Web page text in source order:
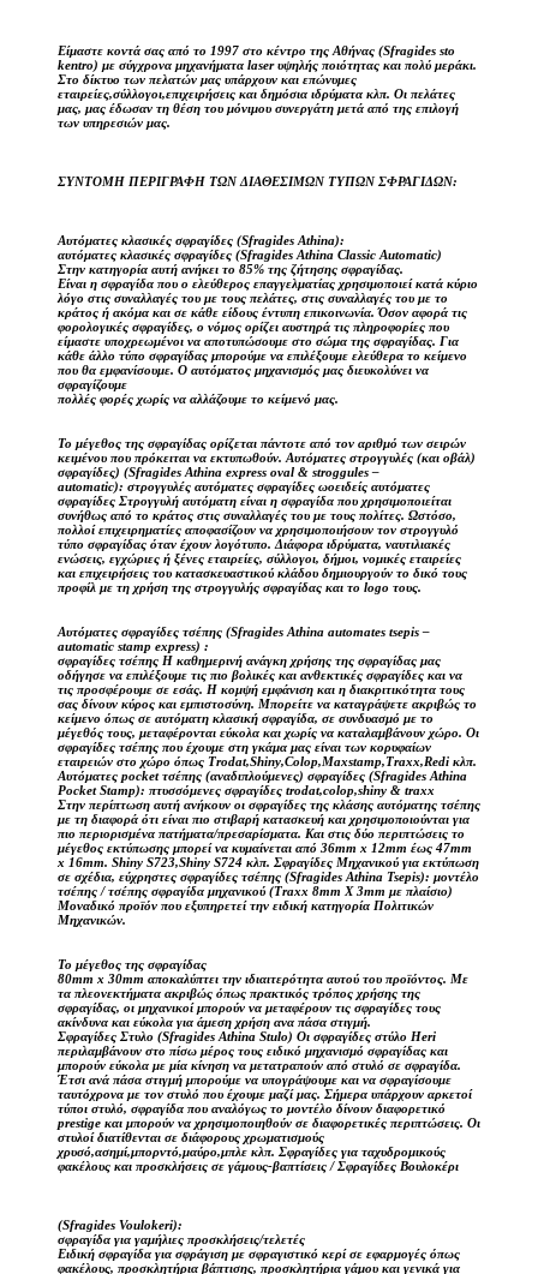
Είμαστε κοντά σας από το 1997 στο κέντρο της Αθήνας (Sfragides sto
kentro) με σύγχρονα μηχανήματα laser υψηλής ποιότητας και πολύ μεράκι.
Στο δίκτυο των πελατών μας υπάρχουν και επώνυμες
εταιρείες,σύλλογοι,επιχειρήσεις και δημόσια ιδρύματα κλπ. Οι πελάτες
μας, μας έδωσαν τη θέση του μόνιμου συνεργάτη μετά από της επιλογή
των υπηρεσιών μας.
ΣΥΝΤΟΜΗ ΠΕΡΙΓΡΑΦΗ ΤΩΝ ΔΙΑΘΕΣΙΜΩΝ ΤΥΠΩΝ ΣΦΡΑΓΙΔΩΝ:
Αυτόματες κλασικές σφραγίδες (Sfragides Athina):
αυτόματες κλασικές σφραγίδες (Sfragides Athina Classic Automatic)
Στην κατηγορία αυτή ανήκει το 85% της ζήτησης σφραγίδας.
Είναι η σφραγίδα που ο ελεύθερος επαγγελματίας χρησιμοποιεί κατά κύριο
λόγο στις συναλλαγές του με τους πελάτες, στις συναλλαγές του με το
κράτος ή ακόμα και σε κάθε είδους έντυπη επικοινωνία. Όσον αφορά τις
φορολογικές σφραγίδες, ο νόμος ορίζει αυστηρά τις πληροφορίες που
είμαστε υποχρεωμένοι να αποτυπώσουμε στο σώμα της σφραγίδας. Για
κάθε άλλο τύπο σφραγίδας μπορούμε να επιλέξουμε ελεύθερα το κείμενο
που θα εμφανίσουμε. Ο αυτόματος μηχανισμός μας διευκολύνει να
σφραγίζουμε
πολλές φορές χωρίς να αλλάζουμε το κείμενό μας.
Το μέγεθος της σφραγίδας ορίζεται πάντοτε από τον αριθμό των σειρών
κειμένου που πρόκειται να εκτυπωθούν. Αυτόματες στρογγυλές (και οβάλ)
σφραγίδες) (Sfragides Athina express oval & stroggules –
automatic): στρογγυλές αυτόματες σφραγίδες ωοειδείς αυτόματες
σφραγίδες Στρογγυλή αυτόματη είναι η σφραγίδα που χρησιμοποιείται
συνήθως από το κράτος στις συναλλαγές του με τους πολίτες. Ωστόσο,
πολλοί επιχειρηματίες αποφασίζουν να χρησιμοποιήσουν τον στρογγυλό
τύπο σφραγίδας όταν έχουν λογότυπο. Διάφορα ιδρύματα, ναυτιλιακές
ενώσεις, εγχώριες ή ξένες εταιρείες, σύλλογοι, δήμοι, νομικές εταιρείες
και επιχειρήσεις του κατασκευαστικού κλάδου δημιουργούν το δικό τους
προφίλ με τη χρήση της στρογγυλής σφραγίδας και το logo τους.
Αυτόματες σφραγίδες τσέπης (Sfragides Athina automates tsepis –
automatic stamp express) :
σφραγίδες τσέπης Η καθημερινή ανάγκη χρήσης της σφραγίδας μας
οδήγησε να επιλέξουμε τις πιο βολικές και ανθεκτικές σφραγίδες και να
τις προσφέρουμε σε εσάς. Η κομψή εμφάνιση και η διακριτικότητα τους
σας δίνουν κύρος και εμπιστοσύνη. Μπορείτε να καταγράψετε ακριβώς το
κείμενο όπως σε αυτόματη κλασική σφραγίδα, σε συνδυασμό με το
μέγεθός τους, μεταφέρονται εύκολα και χωρίς να καταλαμβάνουν χώρο. Οι
σφραγίδες τσέπης που έχουμε στη γκάμα μας είναι των κορυφαίων
εταιρειών στο χώρο όπως Trodat,Shiny,Colop,Maxstamp,Traxx,Redi κλπ.
Αυτόματες pocket τσέπης (αναδιπλούμενες) σφραγίδες (Sfragides Athina
Pocket Stamp): πτυσσόμενες σφραγίδες trodat,colop,shiny & traxx
Στην περίπτωση αυτή ανήκουν οι σφραγίδες της κλάσης αυτόματης τσέπης
με τη διαφορά ότι είναι πιο στιβαρή κατασκευή και χρησιμοποιούνται για
πιο περιορισμένα πατήματα/πρεσαρίσματα. Και στις δύο περιπτώσεις το
μέγεθος εκτύπωσης μπορεί να κυμαίνεται από 36mm x 12mm έως 47mm
x 16mm. Shiny S723,Shiny S724 κλπ. Σφραγίδες Μηχανικού για εκτύπωση
σε σχέδια, εύχρηστες σφραγίδες τσέπης (Sfragides Athina Tsepis): μοντέλο
τσέπης / τσέπης σφραγίδα μηχανικού (Traxx 8mm X 3mm με πλαίσιο)
Μοναδικό προϊόν που εξυπηρετεί την ειδική κατηγορία Πολιτικών
Μηχανικών.
Το μέγεθος της σφραγίδας
80mm x 30mm αποκαλύπτει την ιδιαιτερότητα αυτού του προϊόντος. Με
τα πλεονεκτήματα ακριβώς όπως πρακτικός τρόπος χρήσης της
σφραγίδας, οι μηχανικοί μπορούν να μεταφέρουν τις σφραγίδες τους
ακίνδυνα και εύκολα για άμεση χρήση ανα πάσα στιγμή.
Σφραγίδες Στυλο (Sfragides Athina Stulo) Οι σφραγίδες στύλο Heri
περιλαμβάνουν στο πίσω μέρος τους ειδικό μηχανισμό σφραγίδας και
μπορούν εύκολα με μία κίνηση να μετατραπούν από στυλό σε σφραγίδα.
Έτσι ανά πάσα στιγμή μπορούμε να υπογράψουμε και να σφραγίσουμε
ταυτόχρονα με τον στυλό που έχουμε μαζί μας. Σήμερα υπάρχουν αρκετοί
τύποι στυλό, σφραγίδα που αναλόγως το μοντέλο δίνουν διαφορετικό
prestige και μπορούν να χρησιμοποιηθούν σε διαφορετικές περιπτώσεις. Οι
στυλοί διατίθενται σε διάφορους χρωματισμούς
χρυσό,ασημί,μπορντό,μαύρο,μπλε κλπ. Σφραγίδες για ταχυδρομικούς
φακέλους και προσκλήσεις σε γάμους-βαπτίσεις / Σφραγίδες Βουλοκέρι
(Sfragides Voulokeri):
σφραγίδα για γαμήλιες προσκλήσεις/τελετές
Ειδική σφραγίδα για σφράγιση με σφραγιστικό κερί σε εφαρμογές όπως
φακέλους, προσκλητήρια βάπτισης, προσκλητήρια γάμου και γενικά για